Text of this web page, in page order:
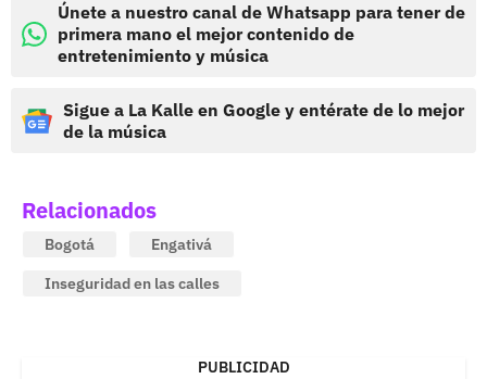
Únete a nuestro canal de Whatsapp para tener de
primera mano el mejor contenido de
entretenimiento y música
Sigue a La Kalle en Google y entérate de lo mejor
de la música
Relacionados
Bogotá
Engativá
Inseguridad en las calles
PUBLICIDAD